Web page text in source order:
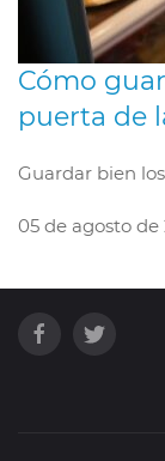
Cómo
puerta de
Guardar bien
05 de agosto de